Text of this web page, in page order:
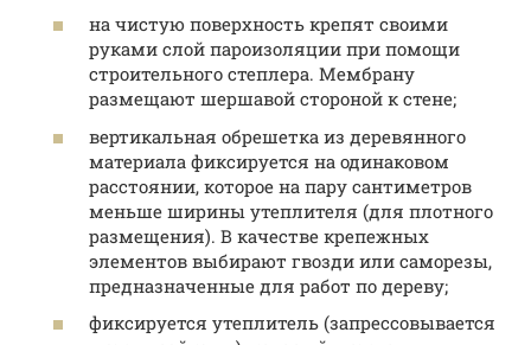
на чистую поверхность крепят своими
руками слой пароизоляции при помощи
строительного степлера. Мембрану
размещают шершавой стороной к стене;
вертикальная обрешетка из деревянного
материала фиксируется на одинаковом
расстоянии, которое на пару сантиметров
меньше ширины утеплителя (для плотного
размещения). В качестве крепежных
элементов выбирают гвозди или саморезы,
предназначенные для работ по дереву;
фиксируется утеплитель (запрессовывается